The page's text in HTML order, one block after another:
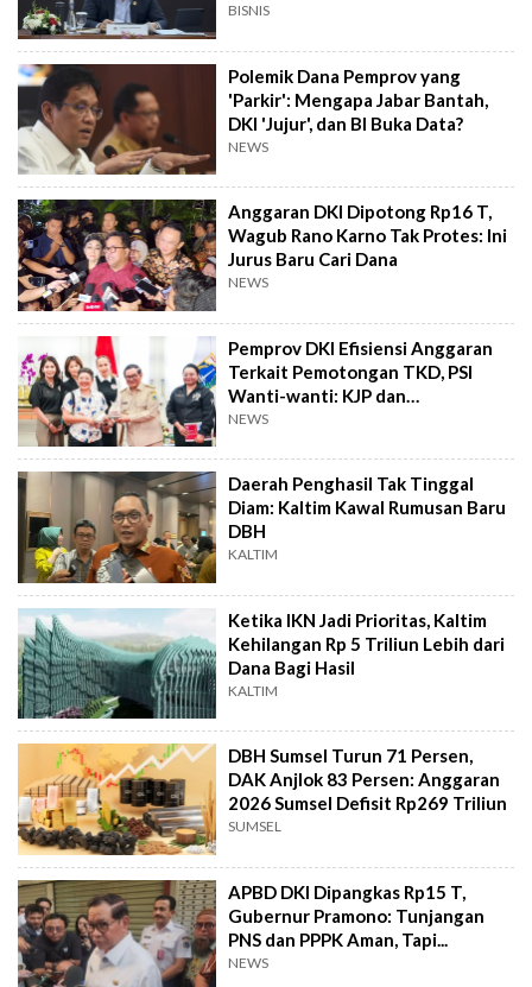
BISNIS
Polemik Dana Pemprov yang
'Parkir': Mengapa Jabar Bantah,
DKI 'Jujur', dan BI Buka Data?
NEWS
Anggaran DKI Dipotong Rp16 T,
Wagub Rano Karno Tak Protes: Ini
Jurus Baru Cari Dana
NEWS
Pemprov DKI Efisiensi Anggaran
Terkait Pemotongan TKD, PSI
Wanti-wanti: KJP dan
Transportasi Jangan
NEWS
Daerah Penghasil Tak Tinggal
Diam: Kaltim Kawal Rumusan Baru
DBH
KALTIM
Ketika IKN Jadi Prioritas, Kaltim
Kehilangan Rp 5 Triliun Lebih dari
Dana Bagi Hasil
KALTIM
DBH Sumsel Turun 71 Persen,
DAK Anjlok 83 Persen: Anggaran
2026 Sumsel Defisit Rp269 Triliun
SUMSEL
APBD DKI Dipangkas Rp15 T,
Gubernur Pramono: Tunjangan
PNS dan PPPK Aman, Tapi...
NEWS